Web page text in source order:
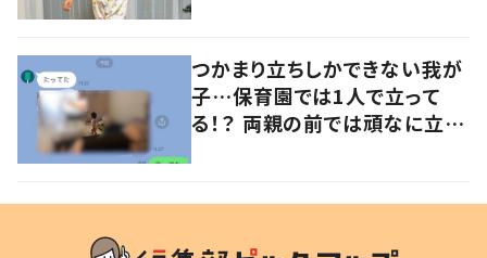
つかまり立ちしかできない我が
子…保育園では1人で立って
る！？ 両親の前では頑なに立た